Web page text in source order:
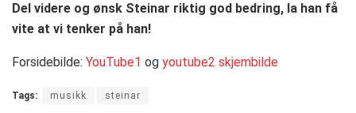
Del videre og ønsk Steinar riktig god bedring, la han få
vite at vi tenker på han!
Forsidebilde: YouTube1 og youtube2 skjembilde
Tags: musikk steinar